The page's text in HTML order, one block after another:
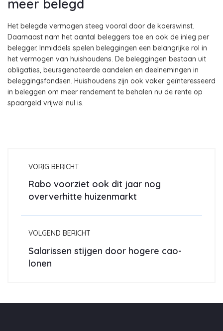
meer belegd
Het belegde vermogen steeg vooral door de koerswinst.
Daarnaast nam het aantal beleggers toe en ook de inleg per
belegger. Inmiddels spelen beleggingen een belangrijke rol in
het vermogen van huishoudens. De beleggingen bestaan uit
obligaties, beursgenoteerde aandelen en deelnemingen in
beleggingsfondsen. Huishoudens zijn ook vaker geïnteresseerd
in beleggen om meer rendement te behalen nu de rente op
spaargeld vrijwel nul is.
VORIG BERICHT
Rabo voorziet ook dit jaar nog
oververhitte huizenmarkt
VOLGEND BERICHT
Salarissen stijgen door hogere cao-
lonen